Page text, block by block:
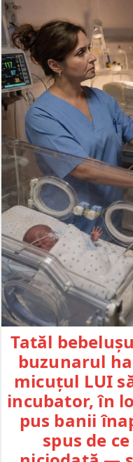
Tatăl
buzunarul
micuțul LUI
incubator, în
pus banii
spus de